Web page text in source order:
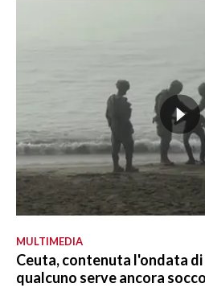
MULTIMEDIA
Ceuta, contenuta l'ondata di
qualcuno serve ancora